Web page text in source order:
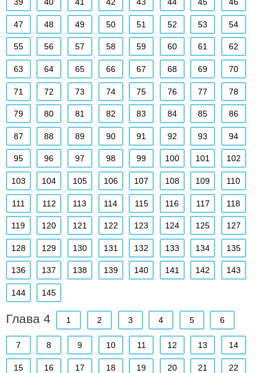
39 40 41 42 43 44 45 46
47 48 49 50 51 52 53 54
55 56 57 58 59 60 61 62
63 64 65 66 67 68 69 70
71 72 73 74 75 76 77 78
79 80 81 82 83 84 85 86
87 88 89 90 91 92 93 94
95 96 97 98 99 100 101 102
103 104 105 106 107 108 109 110
111 112 113 114 115 116 117 118
119 120 121 122 123 124 125 127
128 129 130 131 132 133 134 135
136 137 138 139 140 141 142 143
144 145
Глава 4 1 2 3 4 5 6
7 8 9 10 11 12 13 14
15 16 17 18 19 20 21 22